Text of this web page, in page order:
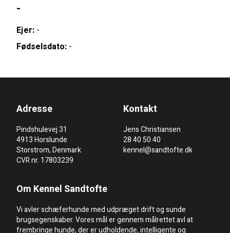
-
Ejer: -
Fødselsdato: -
Adresse
Pindshulevej 31
4913 Horslunde
Storstrom, Denmark
CVR nr. 17803239
Kontakt
Jens Christiansen
28 40 50 40
kennel@sandtofte.dk
Om Kennel Sandtofte
Vi avler schæferhunde med udpræget drift og sunde
brugsegenskaber. Vores mål er gennem målrettet avl at
frembringe hunde, der er udholdende, intelligente og